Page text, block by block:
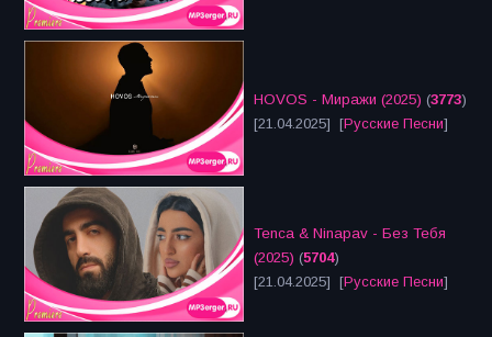
HOVOS - Миражи (2025) (3773)
[21.04.2025] [Русские Песни]
Tenca & Ninapav - Без Тебя
(2025) (5704)
[21.04.2025] [Русские Песни]